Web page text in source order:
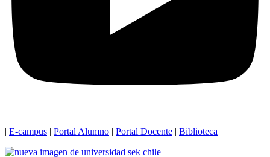
| E-campus | Portal Alumno | Portal Docente | Biblioteca |